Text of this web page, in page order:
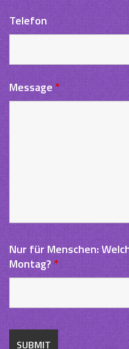
Telefon
Message *
Nur für Menschen:
Montag?*